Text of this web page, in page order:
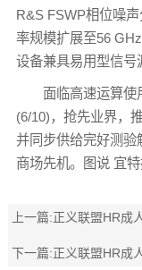
R&S FSWP相位噪
率规模扩展至56
设备兼具易用型信号
面临高速运算使
(6/10)，抢先业界，
并同步供给完好测验
商场先机。图说 宜
上一篇:正义联盟HR成
下一篇:正义联盟HR成